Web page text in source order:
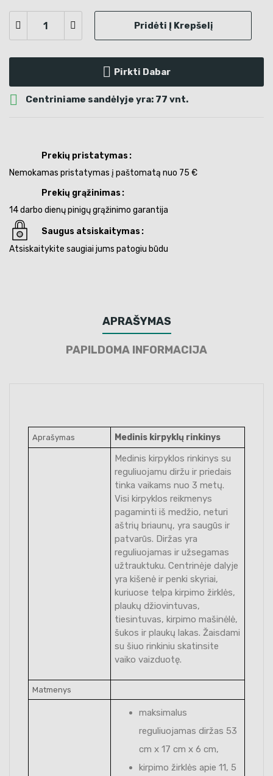
Pridėti Į Krepšelį
Pirkti Dabar
 Centriniame sandėlyje yra: 77 vnt.
Prekių pristatymas
Nemokamas pristatymas į paštomatą nuo 75 €
Prekių grąžinimas
14 darbo dienų pinigų grąžinimo garantija
Saugus atsiskaitymas
Atsiskaitykite saugiai jums patogiu būdu
APRAŠYMAS
PAPILDOMA INFORMACIJA
Aprašymas Medinis kirpyklų rinkinys
Medinis kirpyklos rinkinys su
reguliuojamu diržu ir priedais
tinka vaikams nuo 3 metų.
Visi kirpyklos reikmenys
pagaminti iš medžio, neturi
aštrių briaunų, yra saugūs ir
patvarūs. Diržas yra
reguliuojamas ir užsegamas
užtrauktuku. Centrinėje dalyje
yra kišenė ir penki skyriai,
kuriuose telpa kirpimo žirklės,
plaukų džiovintuvas,
tiesintuvas, kirpimo mašinėlė,
šukos ir plaukų lakas. Žaisdami
su šiuo rinkiniu skatinsite
vaiko vaizduotę.
Matmenys
maksimalus
reguliuojamas diržas 53
cm x 17 cm x 6 cm,
kirpimo žirklės apie 11, 5